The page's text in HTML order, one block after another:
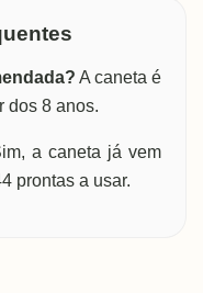
A caneta é
dos 8 anos.
a caneta já vem
prontas a usar.